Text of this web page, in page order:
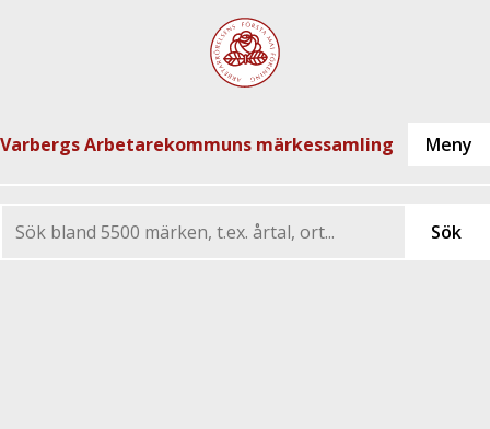
Varbergs Arbetarekommuns märkessamling